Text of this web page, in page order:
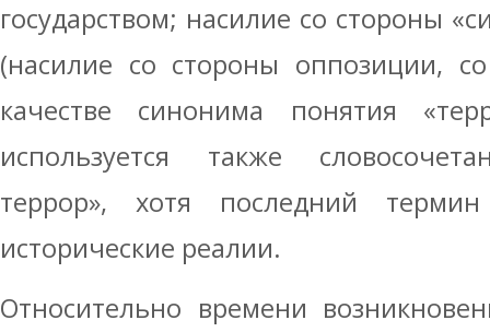
государством; насилие со стороны
(насилие со стороны оппозиции,
качестве синонима понятия
используется также
террор», хотя последний
исторические реалии.
Относительно времени